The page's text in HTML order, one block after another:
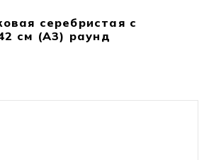
серебристая с
см (А3) раунд